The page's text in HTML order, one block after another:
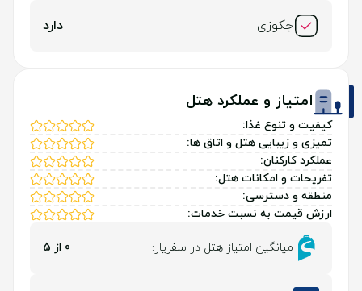
جکوزی دارد
امتیاز و عملکرد هتل
کیفیت و تنوع غذا:
تمیزی و زیبایی هتل و اتاق ها:
عملکرد کارکنان:
تفریحات و امکانات هتل:
منطقه و دسترسی:
ارزش قیمت به نسبت خدمات:
میانگین امتیاز هتل در سفریار: 0 از 5